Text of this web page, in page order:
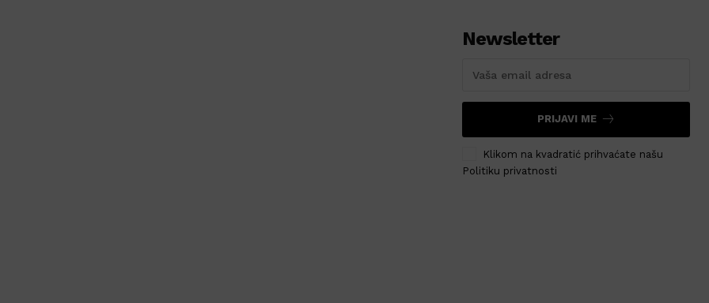
Newsletter
PRIJAVI ME
Klikom na kvadratić prihvaćate našu
Politiku privatnosti